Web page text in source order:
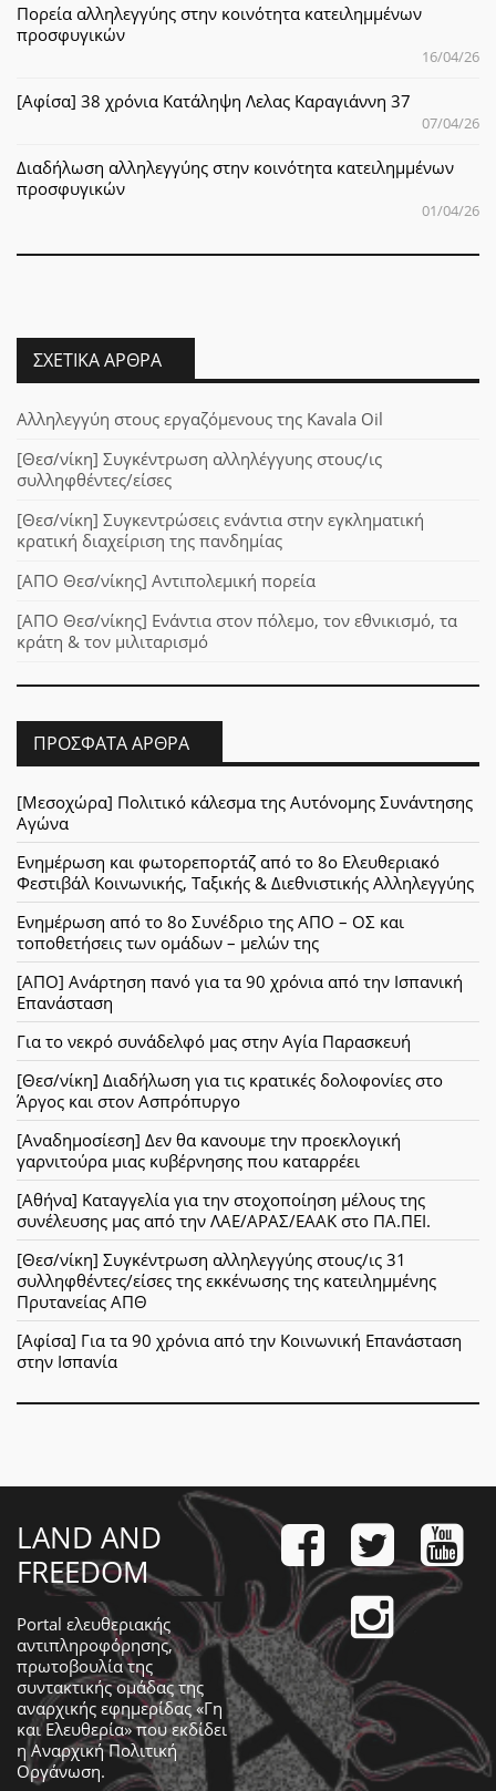
Πορεία αλληλεγγύης στην κοινότητα κατειλημμένων
προσφυγικών
16/04/26
[Αφίσα] 38 χρόνια Κατάληψη Λελας Καραγιάννη 37
07/04/26
Διαδήλωση αλληλεγγύης στην κοινότητα κατειλημμένων
προσφυγικών
01/04/26
ΣΧΕΤΙΚΆ ΆΡΘΡΑ
Αλληλεγγύη στους εργαζόμενους της Kavala Oil
[Θεσ/νίκη] Συγκέντρωση αλληλέγγυης στους/ις
συλληφθέντες/είσες
[Θεσ/νίκη] Συγκεντρώσεις ενάντια στην εγκληματική
κρατική διαχείριση της πανδημίας
[ΑΠΟ Θεσ/νίκης] Αντιπολεμική πορεία
[ΑΠΟ Θεσ/νίκης] Ενάντια στον πόλεμο, τον εθνικισμό, τα
κράτη & τον μιλιταρισμό
ΠΡΌΣΦΑΤΑ ΆΡΘΡΑ
[Μεσοχώρα] Πολιτικό κάλεσμα της Αυτόνομης Συνάντησης
Αγώνα
Ενημέρωση και φωτορεπορτάζ από το 8ο Ελευθεριακό
Φεστιβάλ Κοινωνικής, Ταξικής & Διεθνιστικής Αλληλεγγύης
Ενημέρωση από το 8ο Συνέδριο της ΑΠΟ – ΟΣ και
τοποθετήσεις των ομάδων – μελών της
[ΑΠΟ] Ανάρτηση πανό για τα 90 χρόνια από την Ισπανική
Επανάσταση
Για το νεκρό συνάδελφό μας στην Αγία Παρασκευή
[Θεσ/νίκη] Διαδήλωση για τις κρατικές δολοφονίες στο
Άργος και στον Ασπρόπυργο
[Αναδημοσίεση] Δεν θα κανουμε την προεκλογική
γαρνιτούρα μιας κυβέρνησης που καταρρέει
[Αθήνα] Καταγγελία για την στοχοποίηση μέλους της
συνέλευσης μας από την ΛΑΕ/ΑΡΑΣ/ΕΑΑΚ στο ΠΑ.ΠΕΙ.
[Θεσ/νίκη] Συγκέντρωση αλληλεγγύης στους/ις 31
συλληφθέντες/είσες της εκκένωσης της κατειλημμένης
Πρυτανείας ΑΠΘ
[Αφίσα] Για τα 90 χρόνια από την Κοινωνική Επανάσταση
στην Ισπανία
LAND AND
FREEDOM
Portal ελευθεριακής
αντιπληροφόρησης,
πρωτοβουλία της
συντακτικής ομάδας της
αναρχικής εφημερίδας «Γη
και Ελευθερία» που εκδίδει
ηΑναρχική Πολιτική
Οργάνωση.